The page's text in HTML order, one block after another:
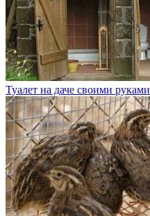
Туалет на даче своими руками